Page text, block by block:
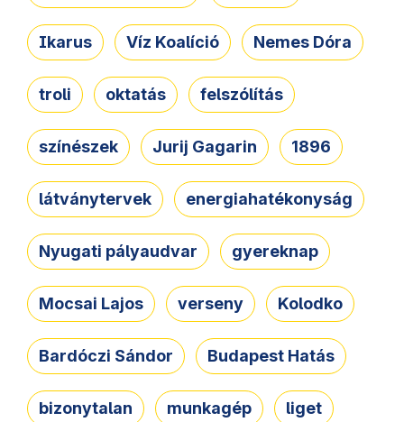
Ikarus Víz Koalíció Nemes Dóra
troli oktatás felszólítás
színészek Jurij Gagarin 1896
látványtervek energiahatékonyság
Nyugati pályaudvar gyereknap
Mocsai Lajos verseny Kolodko
Bardóczi Sándor Budapest Hatás
bizonytalan munkagép liget